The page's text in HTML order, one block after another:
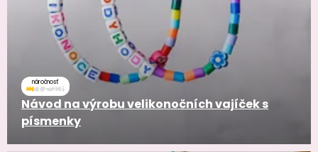
náročnosť
Návod na výrobu velikonočních vajíček s
písmenky